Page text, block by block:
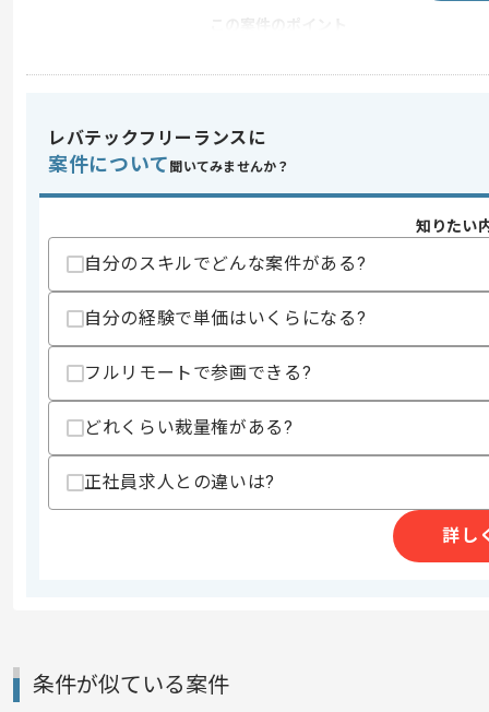
スキル
求めるスキル
・React、Vue.js のいずれかを用いた開
歓迎スキル
・TypeScriptでの開発経験
・Ruby on Railsでの開発経験
・AWSに関する知識
スキルに不安がある方へ
上記に似た経験やスキルをお持ちであれば申
精算・お支払い
作業開始日
レバテックフリーランスに
案件について 聞いてみませんか？
知りたい
自分のスキルでどんな案件がある?
自分の経験で単価はいくらになる?
フルリモートで参画できる?
どれくらい裁量権がある?
正社員求人との違いは?
詳し
条件が似ている案件